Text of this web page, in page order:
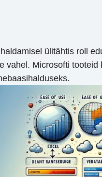
ülitähtis roll
vahel. Microsofti